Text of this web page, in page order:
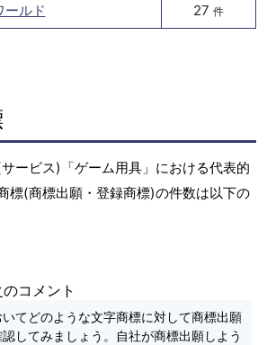
ールド 27 件
ービス)「ゲーム用具」における代表的
標(商標出願・登録商標)の件数は以下の
コメント
いてどのような文字商標に対して商標出願
してみましょう。自社が商標出願しよう